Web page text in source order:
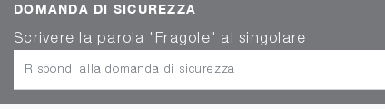
DOMANDA DI SICUREZZA
Scrivere la parola "Fragole" al singolare